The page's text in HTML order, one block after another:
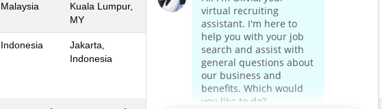
Malaysia
Kuala Lumpur,
MY
Indonesia
Jakarta,
Indonesia